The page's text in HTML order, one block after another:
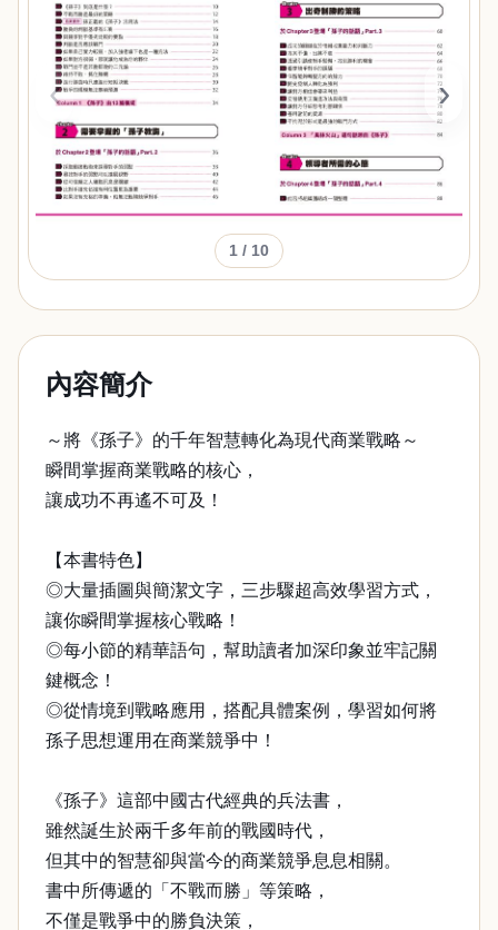
‹ ›
1 / 10
內容簡介
～將《孫子》的千年智慧轉化為現代商業戰略～
瞬間掌握商業戰略的核心，
讓成功不再遙不可及！
【本書特色】
◎大量插圖與簡潔文字，三步驟超高效學習方式，
讓你瞬間掌握核心戰略！
◎每小節的精華語句，幫助讀者加深印象並牢記關
鍵概念！
◎從情境到戰略應用，搭配具體案例，學習如何將
孫子思想運用在商業競爭中！
《孫子》這部中國古代經典的兵法書，
雖然誕生於兩千多年前的戰國時代，
但其中的智慧卻與當今的商業競爭息息相關。
書中所傳遞的「不戰而勝」等策略，
不僅是戰爭中的勝負決策，